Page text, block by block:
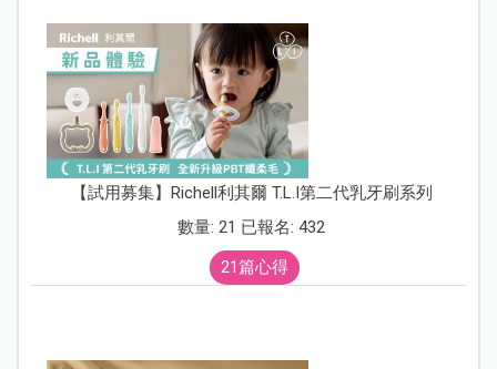
【試用募集】Richell利其爾 T.L.I第二代乳牙刷系列
數量: 21 已報名: 432
21篇心得